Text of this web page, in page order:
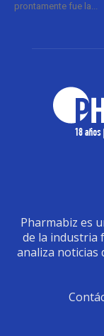
prontamente fue la...
Pharmabiz es
de la industria
analiza noticias